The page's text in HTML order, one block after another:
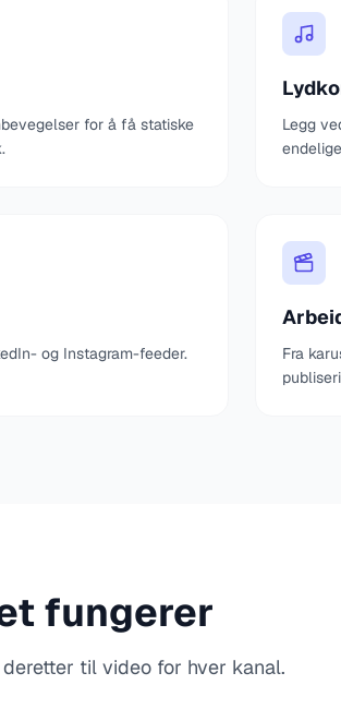
for å få statiske
Legg
og Instagram-feeder.
Fra
fungerer
til video for hver kanal.